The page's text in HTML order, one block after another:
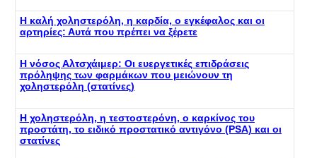
Η καλή χοληστερόλη, η καρδία, ο εγκέφαλος και οι
αρτηρίες: Αυτά που πρέπει να ξέρετε
Η νόσος Αλτσχάιμερ: Οι ευεργετικές επιδράσεις
πρόληψης των φαρμάκων που μειώνουν τη
χοληστερόλη (στατίνες)
Η χοληστερόλη, η τεστοστερόνη, ο καρκίνος του
προστάτη, το ειδικό προστατικό αντιγόνο (PSA) και οι
στατίνες